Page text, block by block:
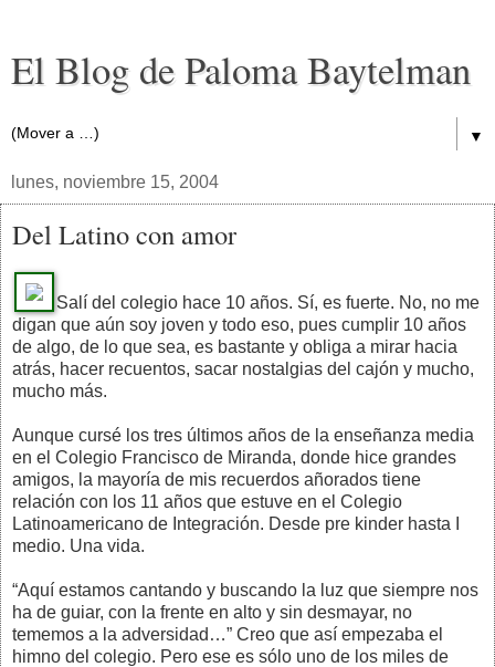
El Blog de Paloma Baytelman
▼
lunes, noviembre 15, 2004
Del Latino con amor
Salí del colegio hace 10 años. Sí, es fuerte. No, no me
digan que aún soy joven y todo eso, pues cumplir 10 años
de algo, de lo que sea, es bastante y obliga a mirar hacia
atrás, hacer recuentos, sacar nostalgias del cajón y mucho,
mucho más.
Aunque cursé los tres últimos años de la enseñanza media
en el Colegio Francisco de Miranda, donde hice grandes
amigos, la mayoría de mis recuerdos añorados tiene
relación con los 11 años que estuve en el Colegio
Latinoamericano de Integración. Desde pre kinder hasta I
medio. Una vida.
“Aquí estamos cantando y buscando la luz que siempre nos
ha de guiar, con la frente en alto y sin desmayar, no
tememos a la adversidad…” Creo que así empezaba el
himno del colegio. Pero ese es sólo uno de los miles de